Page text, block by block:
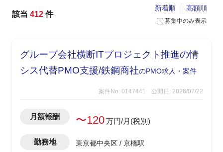
該当 412 件
募集中のみ表示
新着順 高額順
グループ会社横断ITプロジェクト推進の情
シス代替PMO支援/鉄鋼商社のPMO求人・案件
案件No. 0147441 公開日: 2026/07/22
月額報酬 〜120万円/月(税別)
勤務地 東京都中央区 / 京橋駅